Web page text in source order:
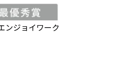
ンジョイワーク